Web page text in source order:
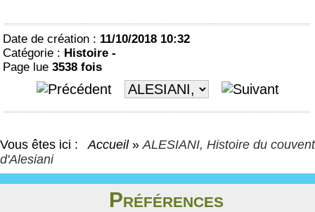
Date de création : 11/10/2018 10:32
Catégorie : Histoire -
Page lue 3538 fois
Vous êtes ici : Accueil »ALESIANI, Histoire du couvent
d'Alesiani
Préférences